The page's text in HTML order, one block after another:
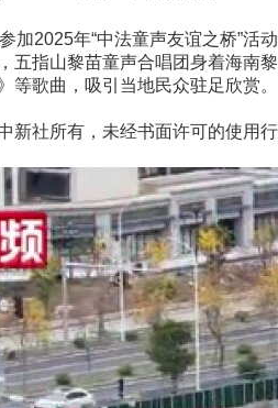
2025年“中法童声友谊之桥”活
指山黎苗童声合唱团身着海南黎
等歌曲，吸引当地民众驻足欣赏
新社所有，未经书面许可的使用